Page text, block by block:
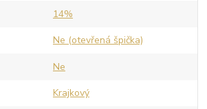
14%
Ne (otevřená špička)
Ne
Krajkový